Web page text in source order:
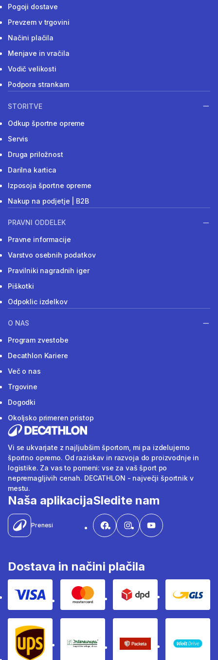
Pogoji dostave
Prevzem v trgovini
Načini plačila
Menjave in vračila
Vodič velikosti
Podpora strankam
STORITVE
Odkup športne opreme
Servis
Druga priložnost
Darilna kartica
Izposoja športne opreme
Nakup na podjetje | B2B
PRAVNI ODDELEK
Pravne informacije
Varstvo osebnih podatkov
Pravilniki nagradnih iger
Piškotki
Odpoklic izdelkov
O NAS
Program zvestobe
Decathlon Kariere
Več o nas
Trgovine
Dogodki
Okoljsko primeren pristop
Vi se ukvarjate z najljubšim športom, mi pa izdelujemo
športno opremo. Od raziskav in razvoja do proizvodnje in
logistike. Za vas to pomeni: vse za vaš šport po
nepremagljivih cenah. DECATHLON - največji športnik v
mestu.
Naša aplikacija
Prenesi
Sledite nam
Dostava in načini plačila
Visa Mastercard Dpd Gls
Ups Intereuropa Packeta Sledenje
WOLT